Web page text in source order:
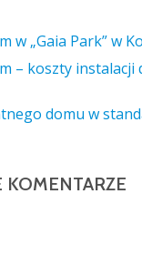
w „Gaia Park” w
– koszty instalacji
domu w
KOMENTARZE